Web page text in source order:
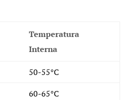
Temperatura
Interna
50-55°C
60-65°C